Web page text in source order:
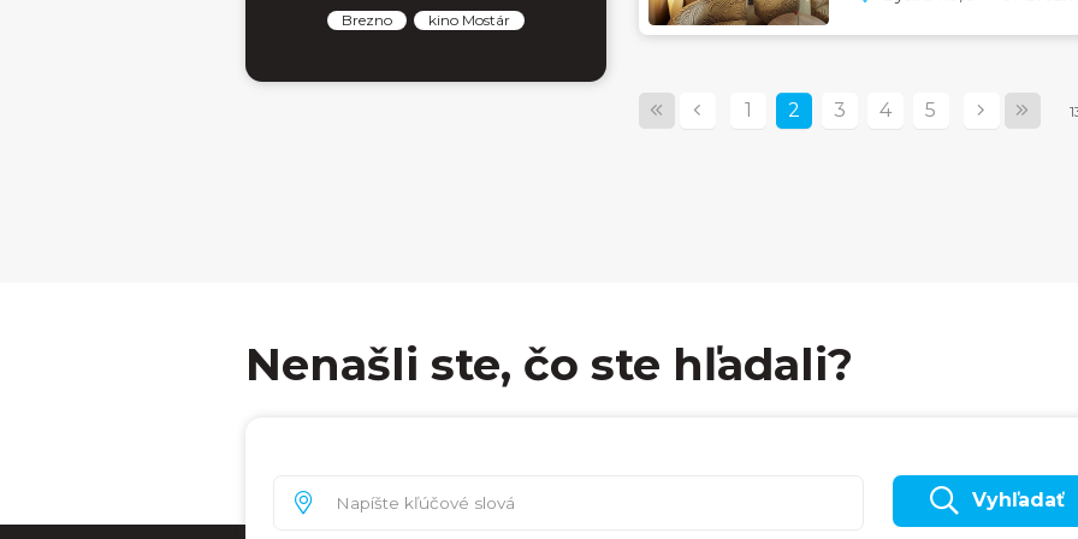
Brezno kino Mostár
1 2 3 4 5
Nenašli ste, čo ste hľadali?
Vyhľadať